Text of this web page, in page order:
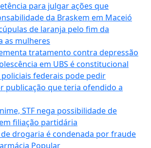
para julgar ações que
da Braskem em Maceió
de laranja pelo fim da
as mulheres
tratamento contra depressão
em UBS é constitucional
federais pode pedir
publicação que teria ofendido a
STF nega possibilidade de
filiação partidária
drogaria é condenada por fraude
Popular